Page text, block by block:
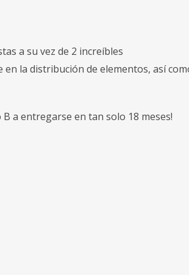
a su vez de 2 increíbles
la distribución de elementos, así
a entregarse en tan solo 18 meses!